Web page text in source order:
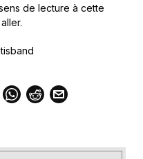
de lecture à cette